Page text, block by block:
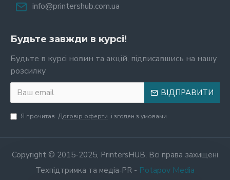
info@printershub.com.ua
Будьте завжди в курсі!
Будьте в курсі новин та акцій, підписавшись на нашу
розсилку
ВІДПРАВИТИ
Я прочитав Договір оферти і згоден з умовами
Copyright © 2015-2025, PrintersHUB, Всі права захищені
Техпідтримка та медіа‑PR - Potapov Media